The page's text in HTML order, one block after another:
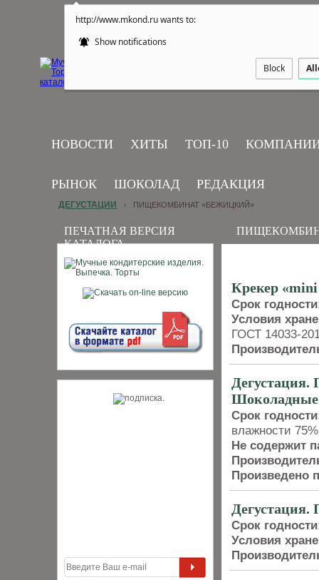
http://www.mkond.ru wants to:
Show notifications
Block
НОВОСТИ ХИТЫ ТОП-10
РЫНОК ШОКОЛАД РЕДАКЦИЯ
ПЕЧАТНАЯ ВЕРСИЯ
КАТАЛОГА
ДЕГУСТАЦИИ › ПИЩЕКОМБИНАТ «БЕЖИЦКИЙ»
Крекер
Срок
Условия
ГОСТ 14033-
Шоколадные
Срок
влажности
Не содержит
Произведено
Дегустация.
Срок
Условия